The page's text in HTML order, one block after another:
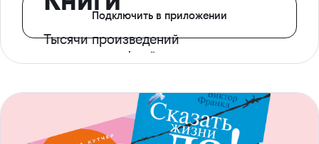
Тысячи произведений
с доступом офлайн
Подключить в приложении